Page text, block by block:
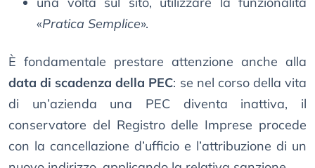
«Pratica Semplice».
È fondamentale prestare attenzione anche alla
data di scadenza della PEC: se nel corso della vita
di un’azienda una PEC diventa inattiva, il
conservatore del Registro delle Imprese procede
con la cancellazione d’ufficio e l’attribuzione di un